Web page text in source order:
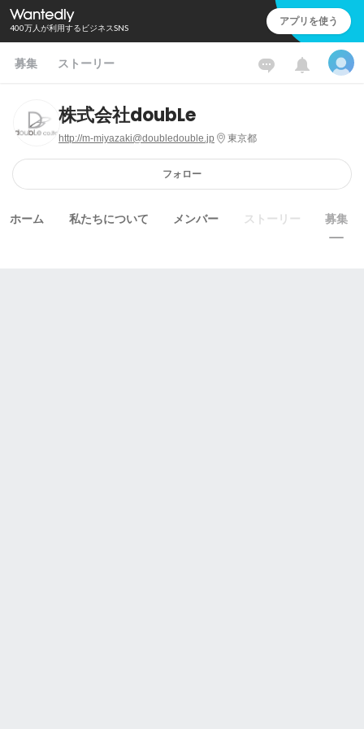
400万人が利用するビジネスSNS アプリを使う
募集 ストーリー
株式会社doubLe
http://m-miyazaki@doubledouble.jp 東京都
フォロー
ホーム 私たちについて メンバー ストーリー 募集